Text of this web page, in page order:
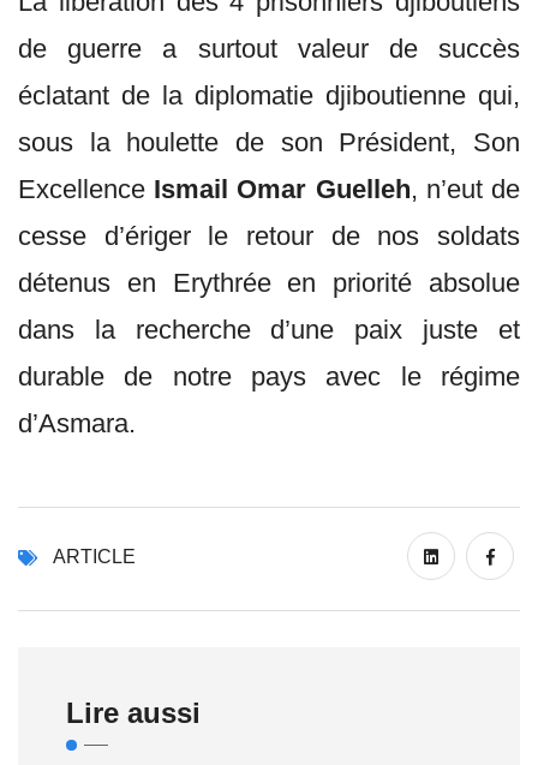
de guerre a surtout valeur de succès
éclatant de la diplomatie djiboutienne qui,
sous la houlette de son Président, Son
Excellence Ismail Omar Guelleh, n’eut de
cesse d’ériger le retour de nos soldats
détenus en Erythrée en priorité absolue
dans la recherche d’une paix juste et
durable de notre pays avec le régime
d’Asmara.
ARTICLE
Lire aussi